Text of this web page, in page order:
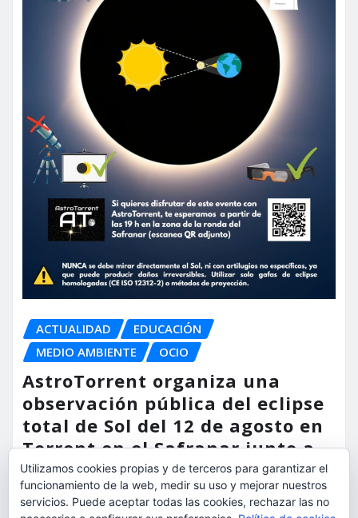
ACTUALIDAD
EDUCACIÓN
MEDIO AMBIENTE
OCIO
AstroTorrent organiza una
observación pública del eclipse
total de Sol del 12 de agosto en
Torrent en el Safranar junto a
las vías del AVE
torrent al dia Ago 5, 2026
Utilizamos cookies propias y de terceros para garantizar el
funcionamiento de la web, medir su uso y mejorar nuestros
servicios. Puede aceptar todas las cookies, rechazar las no